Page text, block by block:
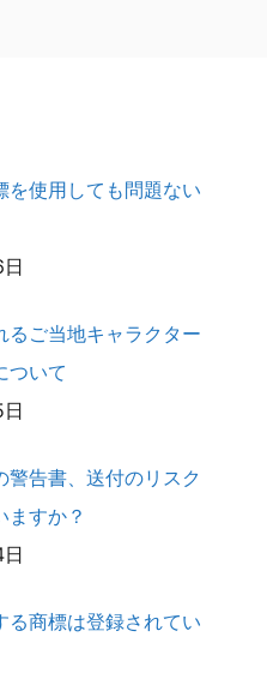
を使用しても問題ない
るご当地キャラクター
ついて
警告書、送付のリスク
ますか？
る商標は登録されてい